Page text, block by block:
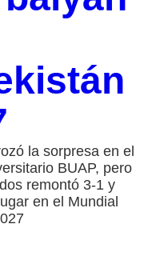
la sorpresa en el
BUAP, pero
remontó 3-1 y
en el Mundial